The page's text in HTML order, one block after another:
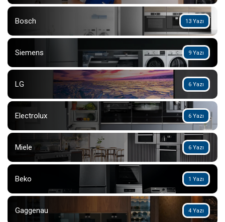
13 Yazı
Bosch
9 Yazı
Siemens
6 Yazı
LG
6 Yazı
Electrolux
6 Yazı
Miele
1 Yazı
Beko
4 Yazı
Gaggenau